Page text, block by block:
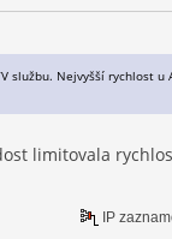
službu. Nejvyšší rychlost u
limitovala
IP